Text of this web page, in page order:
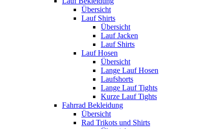
Übersicht
Lauf Shirts
Übersicht
Lauf Jacken
Lauf Shirts
Lauf Hosen
Übersicht
Lange Lauf Hosen
Laufshorts
Lange Lauf Tights
Kurze Lauf Tights
Fahrrad Bekleidung
Übersicht
Rad Trikots und Shirts